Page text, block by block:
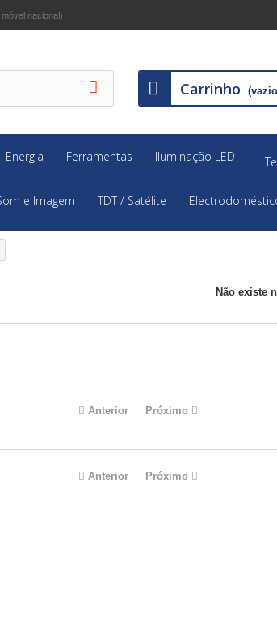
nacional)
Carrinho
Energia Ferramentas Iluminação LED
e Imagem TDT / Satélite
Não existe
Anterior Próximo
Anterior Próximo